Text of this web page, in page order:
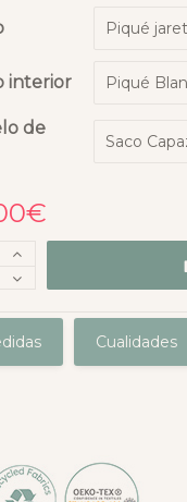
interior
de
€
Cualidades